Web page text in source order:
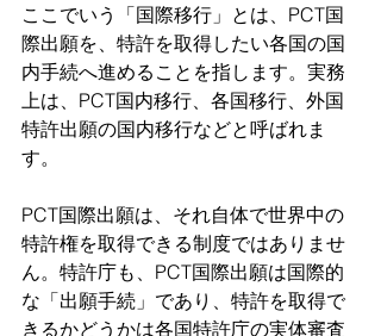
ここでいう「国際移行」とは、PCT国
際出願を、特許を取得したい各国の国
内手続へ進めることを指します。実務
上は、PCT国内移行、各国移行、外国
特許出願の国内移行などと呼ばれま
す。
PCT国際出願は、それ自体で世界中の
特許権を取得できる制度ではありませ
ん。特許庁も、PCT国際出願は国際的
な「出願手続」であり、特許を取得で
きるかどうかは各国特許庁の実体審査